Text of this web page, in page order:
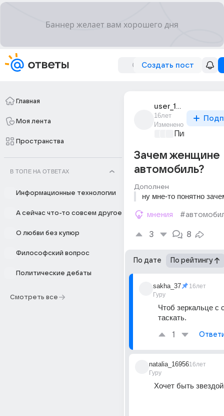
Создать пост
Главная
Моя лента
Пространства
В ТОПЕ НА ОТВЕТАХ
Информационные технологии
А сейчас что-то совсем другое
О любви без купюр
Философский вопрос
Политические дебаты
Смотреть все
user_15811573
16лет
Изменено
Пикантно о
Зачем женщине
автомобиль?
Дополнен
ну мне-то понятно
мнения
3 8
По дате По рейтингу
sakha_37
Гуру
16лет
Чтоб зеркальце с
таскать.
1
natalia_16956
Гуру
16лет
Хочет быть